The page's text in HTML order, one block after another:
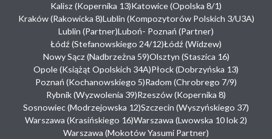
Kalisz (Kopernika 13)Katowice (Opolska 8/1)
Kraków (Rakowicka 8)Lublin (Kompozytorów Polskich 3/U3A)
Lublin (Partner)Luboń- Poznań (Partner)
Łódź (Stefanowskiego 24/12)Łódź (Widzew)
Nowy Sącz (Nadbrzeżna 59)Olsztyn (Staszica 16)
Opole (Książąt Opolskich 34A)Płock (Dobrzyńska 13)
Poznań (Kochanowskiego 5)Radom (Chrobrego 7/9)
Rybnik (Wyzwolenia 39)Rzeszów (Kopernika 8)
Sosnowiec (Modrzejowska 12)Szczecin (Wyszyńskiego 37)
Warszawa (Krasińskiego 16)Warszawa (Lwowska 10 lok 2)
Warszawa (Mokotów Yasumi Partner)